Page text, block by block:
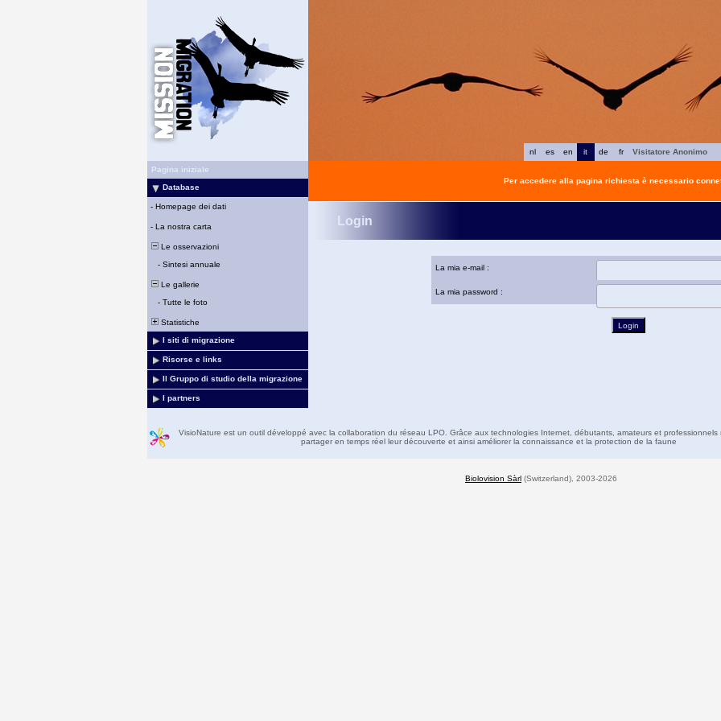
fr
de
it
en
es
nl
Visitatore Anonimo
Pagina iniziale
Database
- Homepage dei dati
- La nostra carta
Le osservazioni
- Sintesi annuale
Le gallerie
- Tutte le foto
Statistiche
I siti di migrazione
Risorse e links
Il Gruppo di studio della migrazione
I partners
Per accedere alla pagina richiesta è necessario
Login
La mia e-mail :
La mia password :
VisioNature est un outil développé avec la collaboration du réseau LPO. Grâce aux technologies Internet, débutants, amateurs et professionnels
partager en temps réel leur découverte et ainsi améliorer la connaissance et la protection de la faune
Biolovision Sàrl (Switzerland), 2003-2026